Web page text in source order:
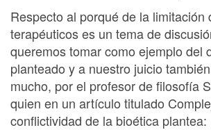
Respecto al porqué de la limitación
terapéuticos es un tema de
queremos tomar como ejemplo del
planteado y a nuestro juicio
mucho, por el profesor de filosofía
quien en un artículo titulado
conflictividad de la bioética plantea: